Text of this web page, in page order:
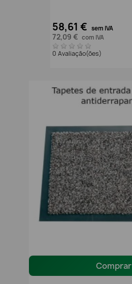
58,61 € sem IVA
72,09 € com IVA
0 Avaliação(ões)
Comprar